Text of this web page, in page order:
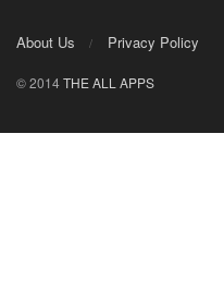
About Us Privacy Policy
© 2014THE ALL APPS